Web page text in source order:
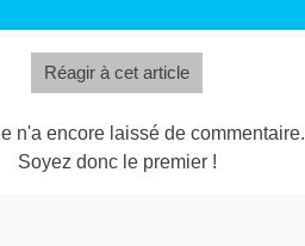
Réagir à cet article
n'a encore laissé de commentaire.
Soyez donc le premier !